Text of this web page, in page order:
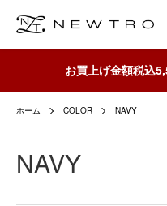
お買上げ金額税込
ホーム COLOR NAVY
NAVY